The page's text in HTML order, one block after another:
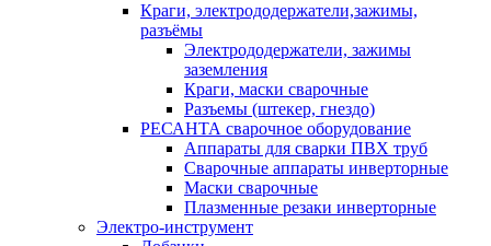
Краги, электрододержатели,зажимы,
разъёмы
Электрододержатели, зажимы
заземления
Краги, маски сварочные
Разъемы (штекер, гнездо)
РЕСАНТА сварочное оборудование
Аппараты для сварки ПВХ труб
Сварочные аппараты инверторные
Маски сварочные
Плазменные резаки инверторные
Электро-инструмент